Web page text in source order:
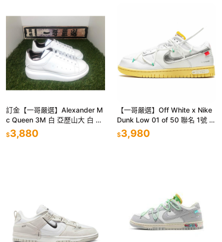
訂金【一哥嚴選】Alexander M
c Queen 3M 白 亞歷山大 白 厚
底 咖啡內裡 小白鞋 男女 限老客
人
$3,880
【一哥嚴選】Off White x Nike
Dunk Low 01 of 50 聯名 1號 白
銀 DM1602-127
$3,980